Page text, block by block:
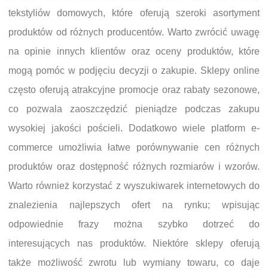
tekstyliów domowych, które oferują szeroki asortyment
produktów od różnych producentów. Warto zwrócić uwagę
na opinie innych klientów oraz oceny produktów, które
mogą pomóc w podjęciu decyzji o zakupie. Sklepy online
często oferują atrakcyjne promocje oraz rabaty sezonowe,
co pozwala zaoszczędzić pieniądze podczas zakupu
wysokiej jakości pościeli. Dodatkowo wiele platform e-
commerce umożliwia łatwe porównywanie cen różnych
produktów oraz dostępność różnych rozmiarów i wzorów.
Warto również korzystać z wyszukiwarek internetowych do
znalezienia najlepszych ofert na rynku; wpisując
odpowiednie frazy można szybko dotrzeć do
interesujących nas produktów. Niektóre sklepy oferują
także możliwość zwrotu lub wymiany towaru, co daje